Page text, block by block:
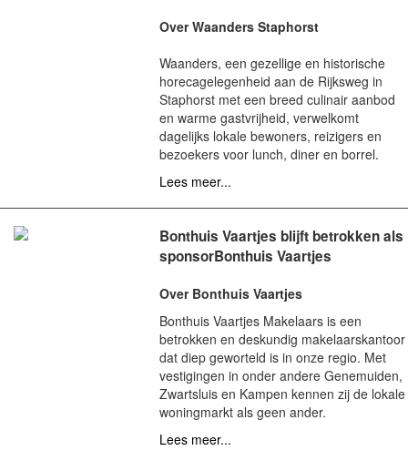
Over Waanders Staphorst
Waanders, een gezellige en historische
horecagelegenheid aan de Rijksweg in
Staphorst met een breed culinair aanbod
en warme gastvrijheid, verwelkomt
dagelijks lokale bewoners, reizigers en
bezoekers voor lunch, diner en borrel.
Lees meer...
Bonthuis Vaartjes blijft betrokken als
sponsorBonthuis Vaartjes
Over Bonthuis Vaartjes
Bonthuis Vaartjes Makelaars is een
betrokken en deskundig makelaarskantoor
dat diep geworteld is in onze regio. Met
vestigingen in onder andere Genemuiden,
Zwartsluis en Kampen kennen zij de lokale
woningmarkt als geen ander.
Lees meer...